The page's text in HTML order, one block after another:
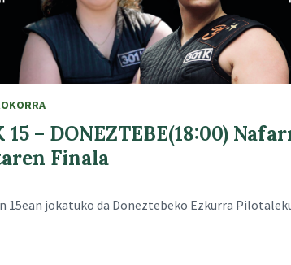
15 – DONEZTEBE(18:00)
Finala
15ean jokatuko da Doneztebeko Ezkurra